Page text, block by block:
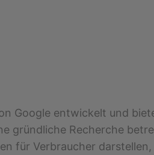
Google entwickelt und
gründliche Recherche
für Verbraucher